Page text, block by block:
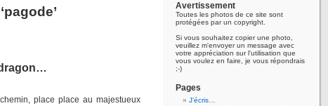
place place au majestueux
Avertissement
Toutes les photos de ce site sont
protégées par un copyright.
Si vous souhaitez copier une photo,
veuillez m'envoyer un message avec
votre appréciation sur l'utilisation que
vous voulez en faire, je vous répondrais
;-)
Pages
J’écris…